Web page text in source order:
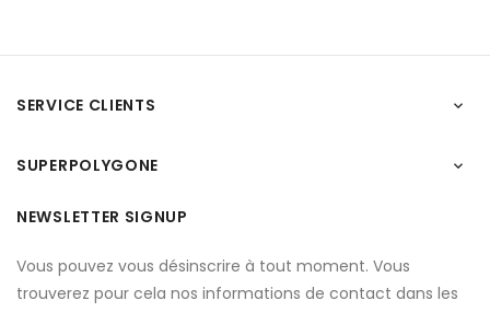
SERVICE CLIENTS 
SUPERPOLYGONE 
NEWSLETTER SIGNUP
Vous pouvez vous désinscrire à tout moment. Vous
trouverez pour cela nos informations de contact dans les